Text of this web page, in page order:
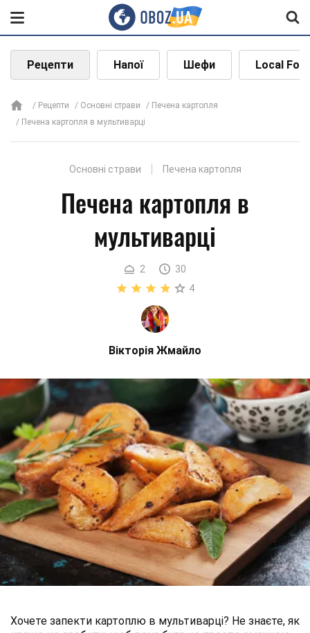
Рецепти Напої Шефи Local
Рецепти Основні страви
Печена картопля
Печена картопля в мультиварці
Основні страви Печена картопля
Печена картопля в
мультиварці
2
30
4
Вікторія Жмайло
Хочете запекти картоплю в мультиварці? Не знаєте, як